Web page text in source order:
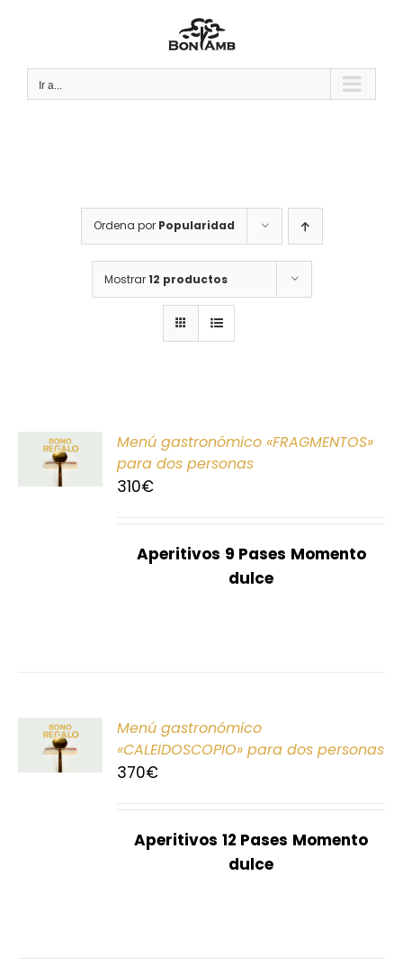
Ir a...
Ordena por Popularidad
Mostrar12 productos
Menú gastronómico «FRAGMENTOS»
para dos personas
310€
Aperitivos 9 Pases Momento
dulce
Menú gastronómico
«CALEIDOSCOPIO» para dos personas
370€
Aperitivos 12 Pases Momento
dulce